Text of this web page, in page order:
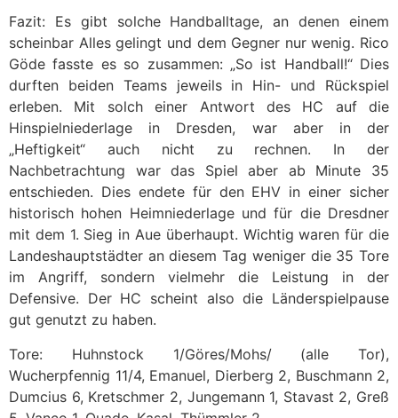
Fazit: Es gibt solche Handballtage, an denen einem
scheinbar Alles gelingt und dem Gegner nur wenig. Rico
Göde fasste es so zusammen: „So ist Handball!“ Dies
durften beiden Teams jeweils in Hin- und Rückspiel
erleben. Mit solch einer Antwort des HC auf die
Hinspielniederlage in Dresden, war aber in der
„Heftigkeit“ auch nicht zu rechnen. In der
Nachbetrachtung war das Spiel aber ab Minute 35
entschieden. Dies endete für den EHV in einer sicher
historisch hohen Heimniederlage und für die Dresdner
mit dem 1. Sieg in Aue überhaupt. Wichtig waren für die
Landeshauptstädter an diesem Tag weniger die 35 Tore
im Angriff, sondern vielmehr die Leistung in der
Defensive. Der HC scheint also die Länderspielpause
gut genutzt zu haben.
Tore: Huhnstock 1/Göres/Mohs/ (alle Tor),
Wucherpfennig 11/4, Emanuel, Dierberg 2, Buschmann 2,
Dumcius 6, Kretschmer 2, Jungemann 1, Stavast 2, Greß